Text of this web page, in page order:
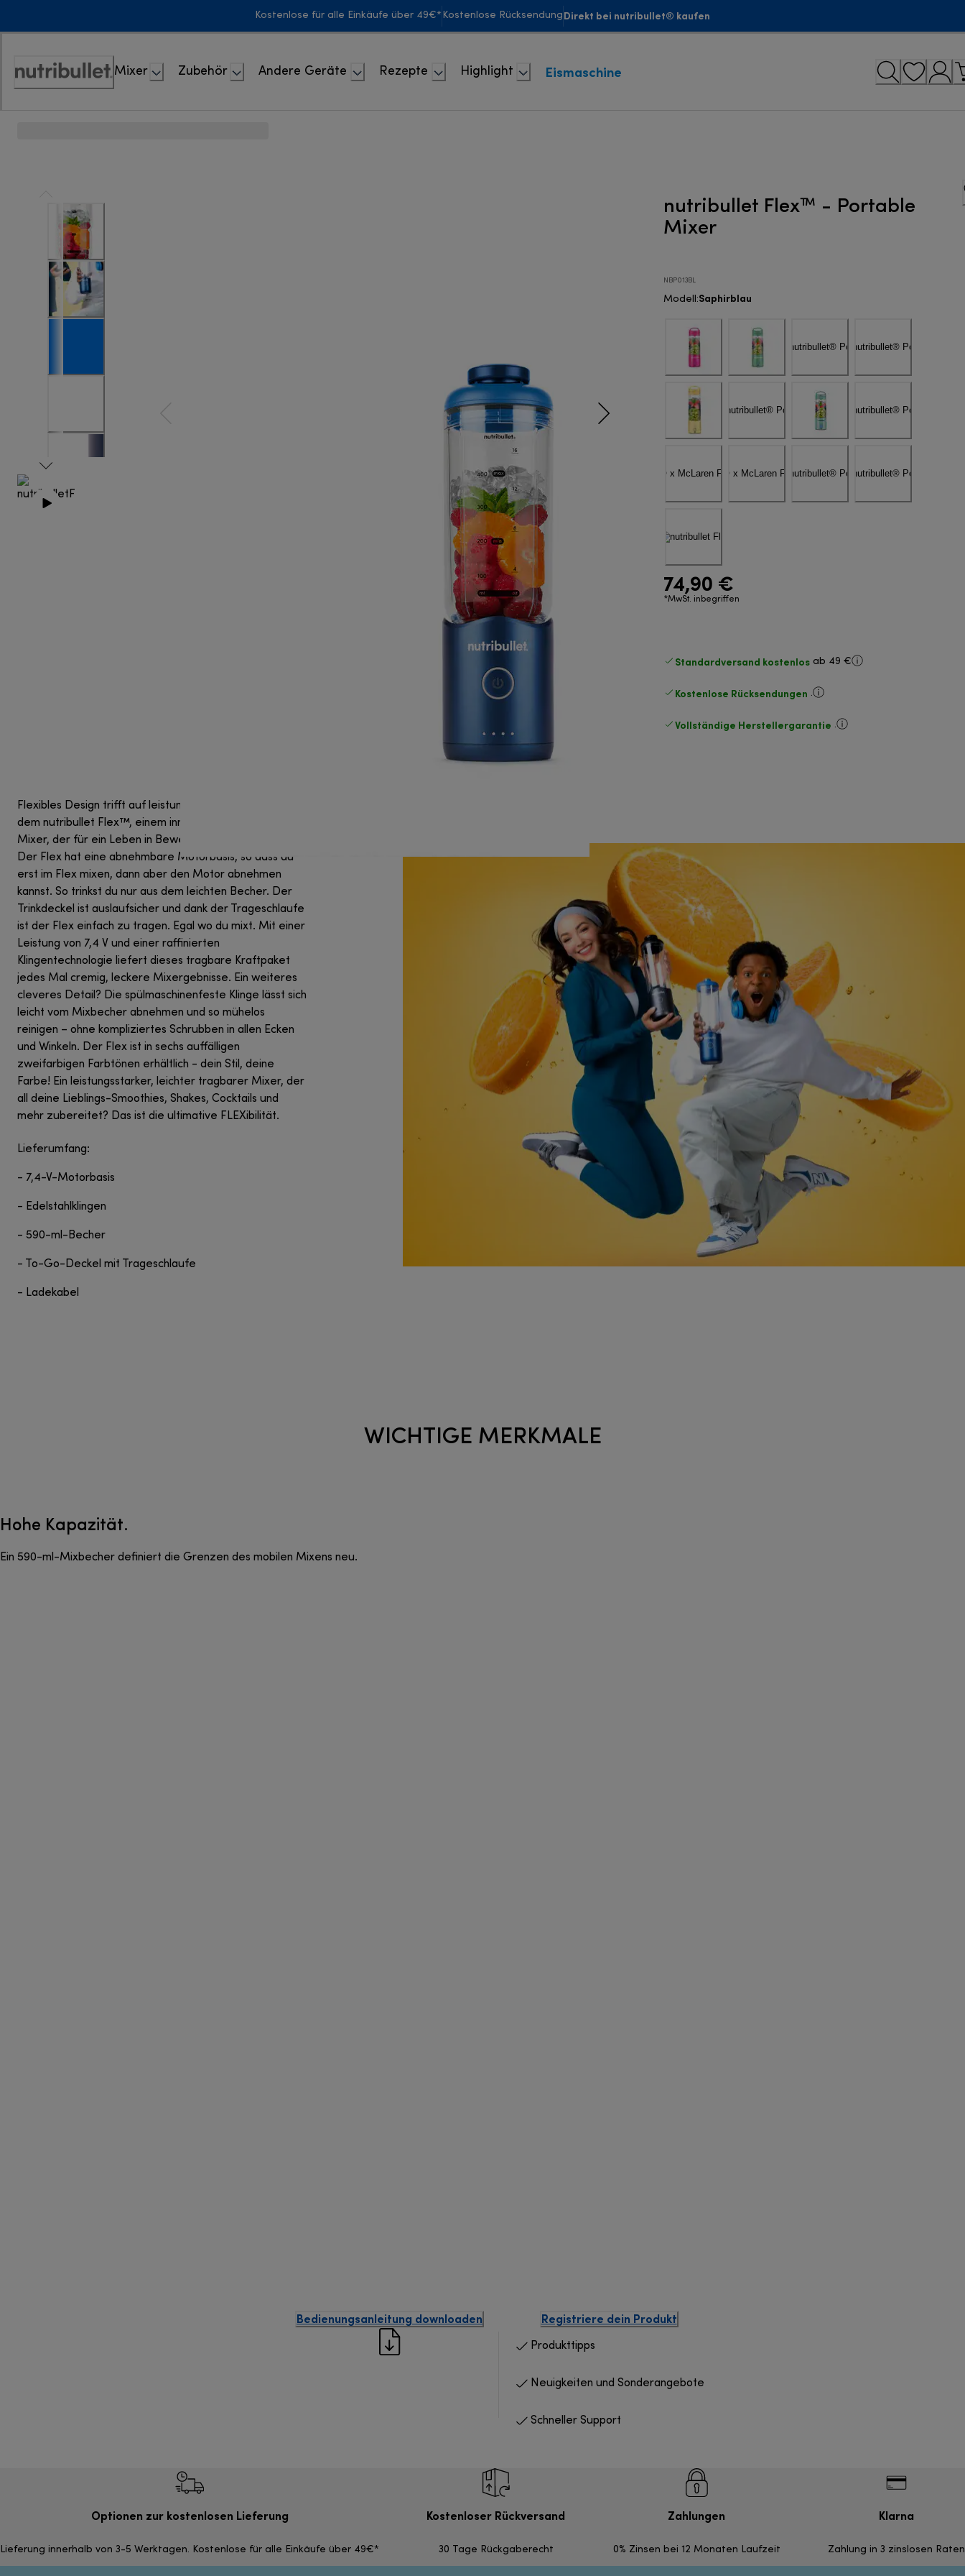
Kostenlose für alle Einkäufe über 49€* Kostenlose Rücksendung Direkt bei nutribullet® kaufen
Erklärung
Mixer Zubehör Andere Geräte Rezepte Highlight Eismaschine
nutribullet Flex™ - Portable
Mixer
NBP013BL
Modell :Saphirblau
74,90 €
*MwSt. inbegriffen
Standardversand kostenlos ab 49 €
Kostenlose Rücksendungen .
Vollständige Herstellergarantie .
Flexibles Design trifft auf leistungsstarkes Mixen mit
dem nutribullet Flex™, einem innovativen tragbaren
Mixer, der für ein Leben in Bewegung entwickelt wurde.
Der Flex hat eine abnehmbare Motorbasis, so dass du
erst im Flex mixen, dann aber den Motor abnehmen
kannst. So trinkst du nur aus dem leichten Becher. Der
Trinkdeckel ist auslaufsicher und dank der Trageschlaufe
ist der Flex einfach zu tragen. Egal wo du mixt. Mit einer
Leistung von 7,4 V und einer raffinierten
Klingentechnologie liefert dieses tragbare Kraftpaket
jedes Mal cremig, leckere Mixergebnisse. Ein weiteres
cleveres Detail? Die spülmaschinenfeste Klinge lässt sich
leicht vom Mixbecher abnehmen und so mühelos
reinigen – ohne kompliziertes Schrubben in allen Ecken
und Winkeln. Der Flex ist in sechs auffälligen
zweifarbigen Farbtönen erhältlich - dein Stil, deine
Farbe! Ein leistungsstarker, leichter tragbarer Mixer, der
all deine Lieblings-Smoothies, Shakes, Cocktails und
mehr zubereitet? Das ist die ultimative FLEXibilität.
Lieferumfang:
- 7,4-V-Motorbasis
- Edelstahlklingen
- 590-ml-Becher
- To-Go-Deckel mit Trageschlaufe
- Ladekabel
WICHTIGE MERKMALE
Hohe Kapazität.
Ein 590-ml-Mixbecher definiert die Grenzen des mobilen Mixens neu.
Bedienungsanleitung downloaden Registriere dein Produkt
Produkttipps
Neuigkeiten und Sonderangebote
Schneller Support
Optionen zur kostenlosen Lieferung
Lieferung innerhalb von 3-5 Werktagen. Kostenlose für alle Einkäufe über 49€*
Kostenloser Rückversand
30 Tage Rückgaberecht
Zahlungen
0% Zinsen bei 12 Monaten Laufzeit
Klarna
Zahlung in 3 zinslosen Raten